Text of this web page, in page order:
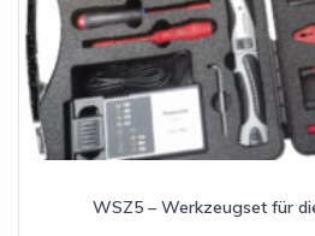
WSZ5 – Werkzeugset für